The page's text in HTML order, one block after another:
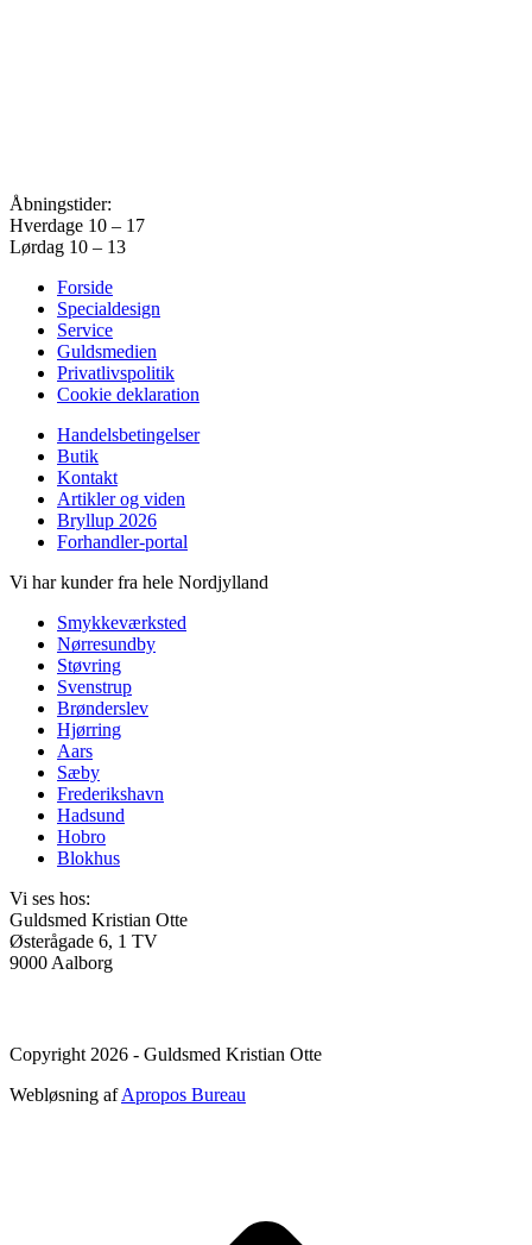
Åbningstider:
Hverdage 10 – 17
Lørdag 10 – 13
Forside
Specialdesign
Service
Guldsmedien
Privatlivspolitik
Cookie deklaration
Handelsbetingelser
Butik
Kontakt
Artikler og viden
Bryllup 2026
Forhandler-portal
Vi har kunder fra hele Nordjylland
Smykkeværksted
Nørresundby
Støvring
Svenstrup
Brønderslev
Hjørring
Aars
Sæby
Frederikshavn
Hadsund
Hobro
Blokhus
Vi ses hos:
Guldsmed Kristian Otte
Østerågade 6, 1 TV
9000 Aalborg
Copyright 2026 - Guldsmed Kristian Otte
Webløsning afApropos Bureau